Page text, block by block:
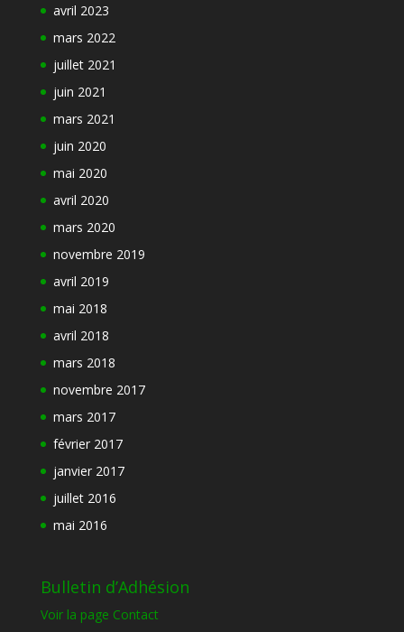
avril 2023
mars 2022
juillet 2021
juin 2021
mars 2021
juin 2020
mai 2020
avril 2020
mars 2020
novembre 2019
avril 2019
mai 2018
avril 2018
mars 2018
novembre 2017
mars 2017
février 2017
janvier 2017
juillet 2016
mai 2016
Bulletin d’Adhésion
Voir la page Contact